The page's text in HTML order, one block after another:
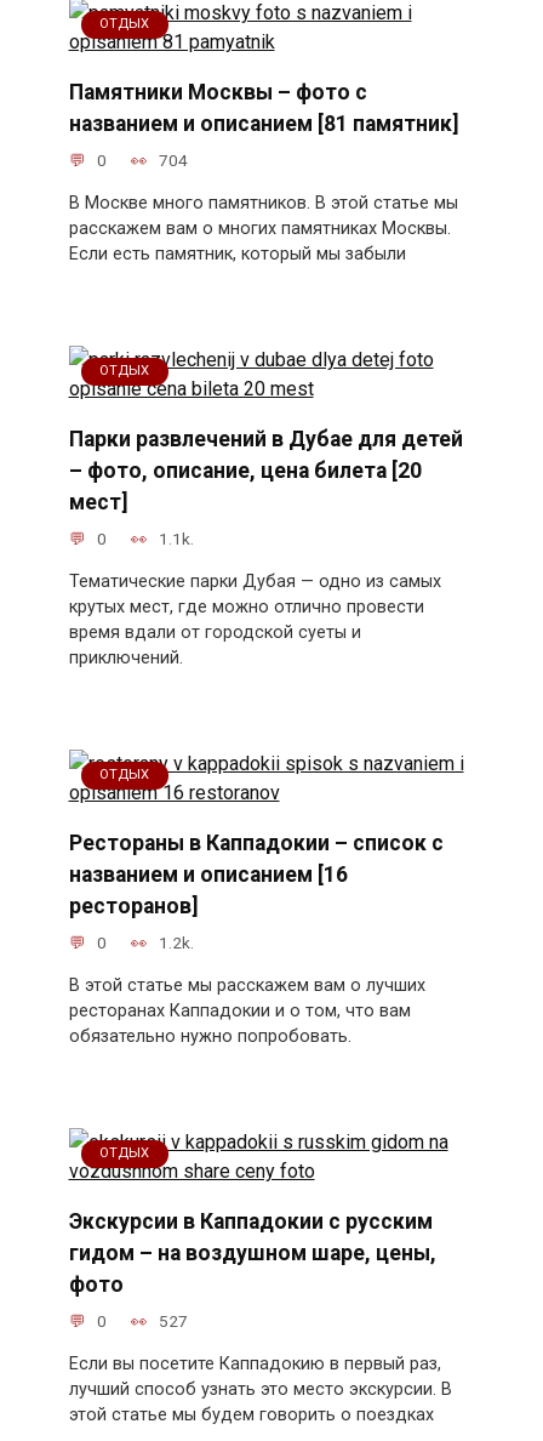
ОТДЫХ
Памятники Москвы – фото с
названием и описанием [81 памятник]
0 704
В Москве много памятников. В этой статье мы
расскажем вам о многих памятниках Москвы.
Если есть памятник, который мы забыли
ОТДЫХ
Парки развлечений в Дубае для детей
– фото, описание, цена билета [20
мест]
0 1.1k.
Тематические парки Дубая — одно из самых
крутых мест, где можно отлично провести
время вдали от городской суеты и
приключений.
ОТДЫХ
Рестораны в Каппадокии – список с
названием и описанием [16
ресторанов]
0 1.2k.
В этой статье мы расскажем вам о лучших
ресторанах Каппадокии и о том, что вам
обязательно нужно попробовать.
ОТДЫХ
Экскурсии в Каппадокии с русским
гидом – на воздушном шаре, цены,
фото
0 527
Если вы посетите Каппадокию в первый раз,
лучший способ узнать это место экскурсии. В
этой статье мы будем говорить о поездках